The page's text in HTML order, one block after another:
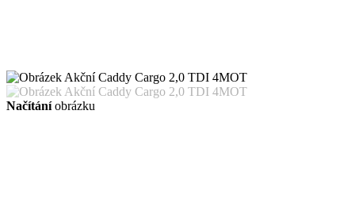
Načítáníobrázku